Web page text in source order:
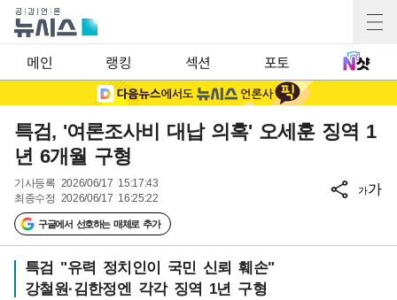
메인 랭킹 섹션 포토
특검, '여론조사비 대납 의혹' 오세훈 징역 1
년 6개월 구형
기사등록 2026/06/17 15:17:43
최종수정 2026/06/17 16:25:22
구글에서 선호하는 매체로 추가
가가
특검 "유력 정치인이 국민 신뢰 훼손"
강철원·김한정엔 각각 징역 1년 구형